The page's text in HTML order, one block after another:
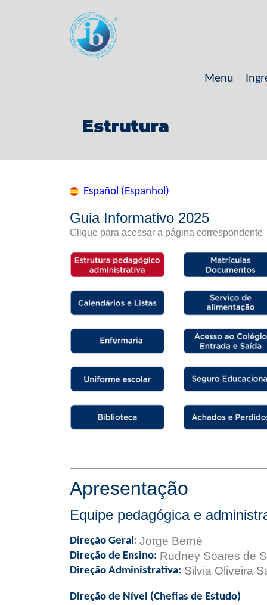
Menu
Estrutura
Español (Espanhol)
Guia Informativo 2025
Clique para acessar a página correspondente
Apresentação
Equipe pedagógica e
Direção Geral: Jorge Berné
Direção de Ensino: Rudney Soares de
Direção Administrativa: Silvia Oliveira
Direção de Nível (Chefias de Estudo)